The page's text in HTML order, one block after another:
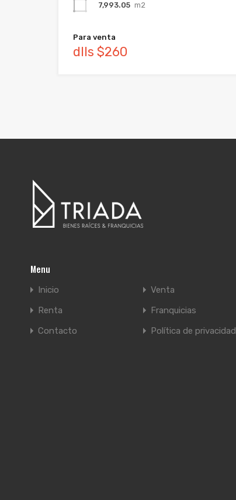
7,993.05 m2
Para venta
dlls $260
Menu
Inicio
Venta
Renta
Franquicias
Contacto
Política de privacidad